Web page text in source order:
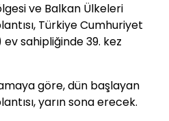
ve Balkan Ülkeleri
Türkiye Cumhuriyet
ev sahipliğinde 39. kez
göre, dün başlayan
yarın sona erecek.